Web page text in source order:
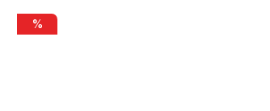
Guardabarros cruiser de aluminio plateado,
%